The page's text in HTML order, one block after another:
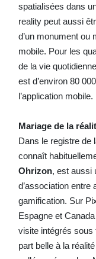
spatialisées dans
reality peut aussi
d’un monument ou
mobile. Pour les
de la vie
est d’environ 80
l’application mobile.
Mariage de la
Dans le registre de
connaît
Ohrizon, est aussi
d’association entre
gamification. Sur
Espagne et
visite intégrés sous
part belle à la